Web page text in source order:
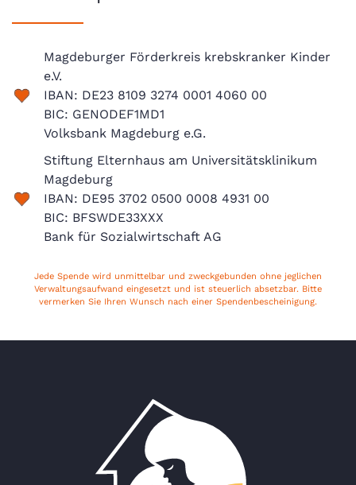
Magdeburger Förderkreis krebskranker Kinder
e.V.
IBAN: DE23 8109 3274 0001 4060 00
BIC: GENODEF1MD1
Volksbank Magdeburg e.G.
Stiftung Elternhaus am Universitätsklinikum
Magdeburg
IBAN: DE95 3702 0500 0008 4931 00
BIC: BFSWDE33XXX
Bank für Sozialwirtschaft AG
Jede Spende wird unmittelbar und zweckgebunden ohne jeglichen
Verwaltungsaufwand eingesetzt und ist steuerlich absetzbar. Bitte
vermerken Sie Ihren Wunsch nach einer Spendenbescheinigung.